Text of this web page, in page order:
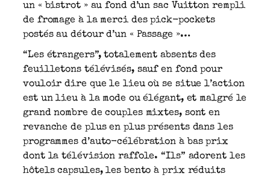
un « bistrot » au fond d’un sac Vuitton rempli
de fromage à la merci des pick-pockets
postés au détour d’un « Passage »…
“Les étrangers”, totalement absents des
feuilletons télévisés, sauf en fond pour
vouloir dire que le lieu où se situe l’action
est un lieu à la mode ou élégant, et malgré le
grand nombre de couples mixtes, sont en
revanche de plus en plus présents dans les
programmes d’auto-célébration à bas prix
dont la télévision raffole. “Ils” adorent les
hôtels capsules, les bento à prix réduits